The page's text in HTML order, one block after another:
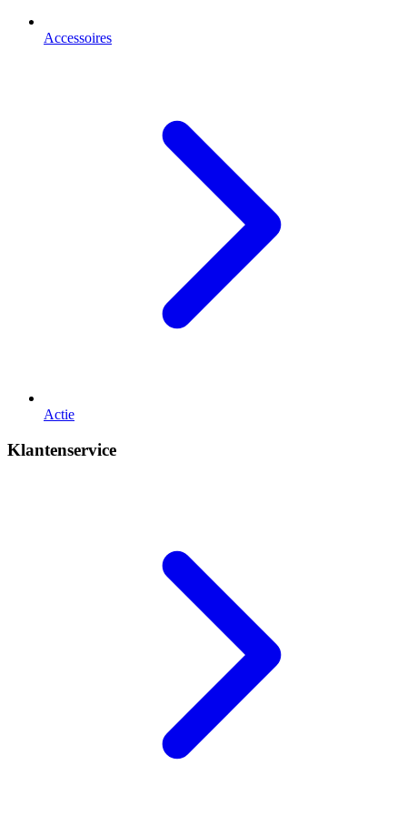
Accessoires
Actie
Klantenservice